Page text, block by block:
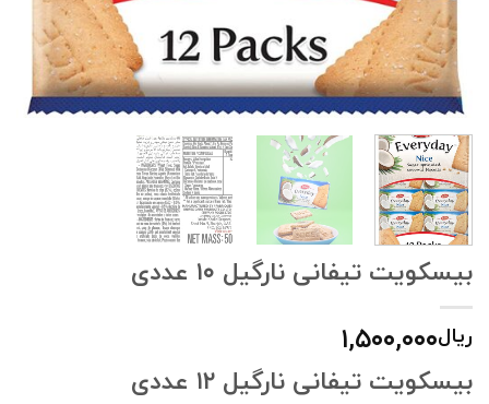
بیسکویت تیفانی نارگیل ۱۰ عددی
ریال۱,۵۰۰,۰۰۰
بیسکویت تیفانی نارگیل ۱۲ عددی